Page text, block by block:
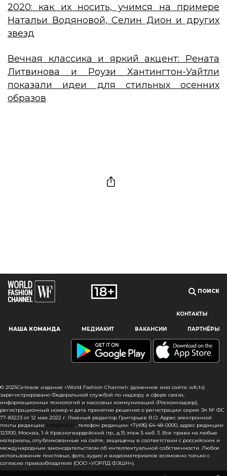
Наш сайт использует файлы cookie и похожие технологии,
чтобы гарантировать максимальное удобство
пользователям, предоставляя персонализированную
информацию, запоминая предпочтения в области
сайта, вы подтверждаете свое согласие на использование
файлов cookie в соответствии с настоящим уведомлением
в отношении данного типа файлов. Если вы не согласны
с тем, чтобы мы использовали данный тип файлов,
то вы должны соответствующим образом установить
настройки вашего браузера или не использовать сайт wfc.tv
2020: как их носить, учимся на примере
Натальи Водяновой, Селин Дион и других
звезд
Вечная классика и яркий акцент: Рената
Литвинова и Роузи Хантингтон-Уайтли
показали идеи для стильных осенних
образов
ПОИСК
КОНТАКТЫ
НАША КОМАНДА МЕДИАКИТ ВАКАНСИИ ПАРТНЁРЫ
© 2025Сетевое издание «World Fashion Channel» (доменное имя сайта: wfc.tv)
зарегистрировано Федеральной службой по надзору в сфере связи,
информационных технологий и массовых коммуникаций (Роскомнадзор),
регистрационный номер и дата принятия решения о регистрации: серия Эл № ФС
77-83223 от 12 мая 2022 г. Главный редактор Григорьев В.О. Адрес электронной
почты редакции: info@wfc.tv, телефон редакции: +7(495) 64-48-0000, адрес редакции:
123100, Москва, 1-й Красногвардейский пр., д.15 этаж 5 каб. 3. Все права на любые
материалы, опубликованные на сайте, защищены в соответствии с российским и
международным законодательством об интеллектуальной собственности. Любое
использование текстовых, фото, аудио и видеоматериалов возможно только с
согласия правообладателя (ООО «УОРЛД ФЭШН»).